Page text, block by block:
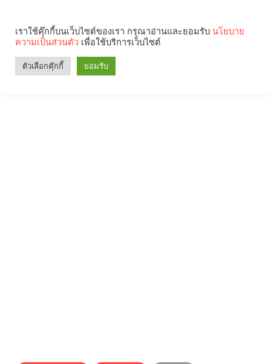
เราใช้คุ๊กกี้บนเว็บไซต์ของเรา กรุณาอ่านและยอมรับ นโยบาย
ความเป็นส่วนตัว เพื่อใช้บริการเว็บไซต์
ตัวเลือกคุ๊กกี้ ยอมรับ